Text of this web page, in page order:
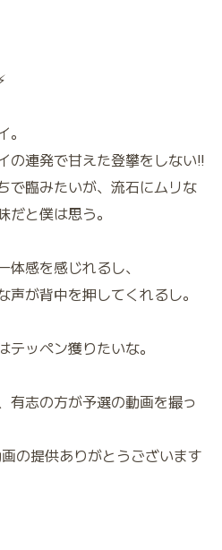
の連発で甘えた登攀をしない‼︎
で臨みたいが、流石にムリな
と僕は思う。
感を感じれるし、
が背中を押してくれるし。
ッペン獲りたいな。
有志の方が予選の動画を撮っ
の提供ありがとうございます